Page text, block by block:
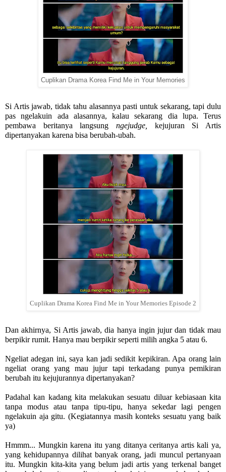
Cuplikan Drama Korea Find Me in Your Memories
Si Artis jawab, tidak tahu alasannya pasti untuk sekarang, tapi dulu
pas ngelakuin ada alasannya, kalau sekarang dia lupa. Terus
pembawa beritanya langsung ngejudge, kejujuran Si Artis
dipertanyakan karena bisa berubah-ubah.
Cuplikan Drama Korea Find Me in Your Memories Episode 2
Dan akhirnya, Si Artis jawab, dia hanya ingin jujur dan tidak mau
berpikir rumit. Hanya mau berpikir seperti milih angka 5 atau 6.
Ngeliat adegan ini, saya kan jadi sedikit kepikiran. Apa orang lain
ngeliat orang yang mau jujur tapi terkadang punya pemikiran
berubah itu kejujurannya dipertanyakan?
Padahal kan kadang kita melakukan sesuatu diluar kebiasaan kita
tanpa modus atau tanpa tipu-tipu, hanya sekedar lagi pengen
ngelakuin aja gitu. (Kegiatannya masih konteks sesuatu yang baik
ya)
Hmmm... Mungkin karena itu yang ditanya ceritanya artis kali ya,
yang kehidupannya dilihat banyak orang, jadi muncul pertanyaan
itu. Mungkin kita-kita yang belum jadi artis yang terkenal banget